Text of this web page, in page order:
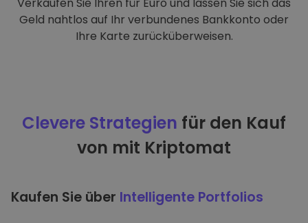
Geld nahtlos auf Ihr verbundenes Bankkonto oder
Ihre Karte zurücküberweisen.
Clevere Strategien für den Kauf
von mit Kriptomat
Kaufen Sie über Intelligente Portfolios